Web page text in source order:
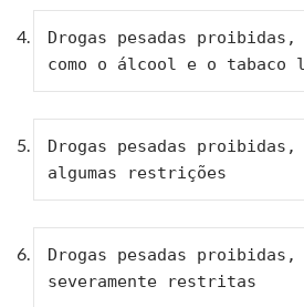
Drogas pesadas
como o álcool e o tabaco
Drogas pesadas proibidas,
algumas restrições
Drogas pesadas
severamente restritas